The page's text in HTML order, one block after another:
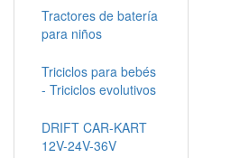
Tractores de batería
para niños
Triciclos para bebés
- Triciclos evolutivos
DRIFT CAR-KART
12V-24V-36V